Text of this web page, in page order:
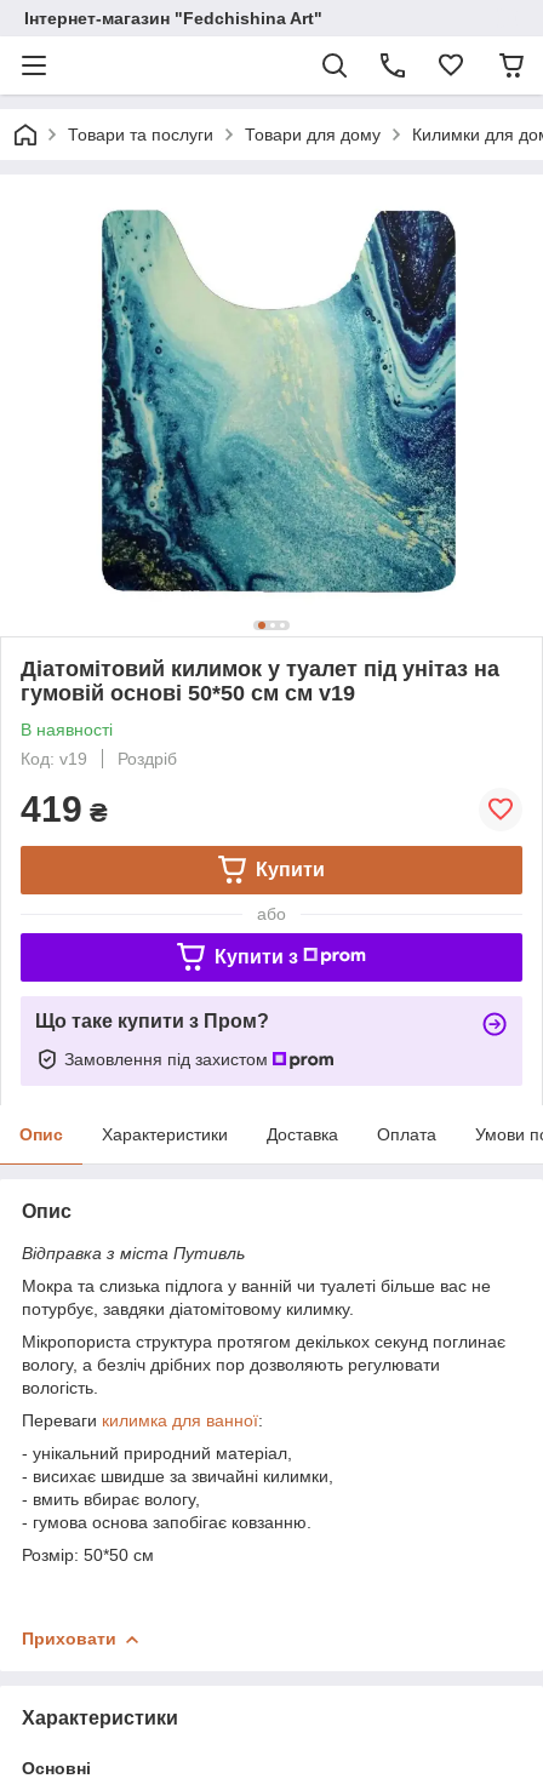
Інтернет-магазин "Fedchishina Art"
Товари та послуги Товари для дому Килимки для
Діатомітовий килимок у туалет під унітаз на
гумовій основі 50*50 см см v19
В наявності
Код: v19
Роздріб
419 ₴
Купити
або
Купити з
Що таке купити з Пром?
Замовлення під захистом
Опис Характеристики Доставка Оплата Умови
Опис
Відправка з міста Путивль
Мокра та слизька підлога у ванній чи туалеті більше вас не
потурбує, завдяки діатомітовому килимку.
Мікропориста структура протягом декількох секунд поглинає
вологу, а безліч дрібних пор дозволяють регулювати
вологість.
Переваги килимка для ванної:
- унікальний природний матеріал,
- висихає швидше за звичайні килимки,
- вмить вбирає вологу,
- гумова основа запобігає ковзанню.
Розмір: 50*50 см
Приховати
Характеристики
Основні